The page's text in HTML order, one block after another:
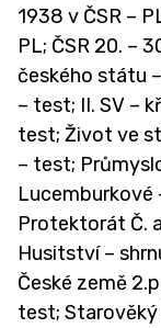
1938 v ČSR –
PL; ČSR 20. –
českého státu
– test; II. SV –
test; Život ve
– test;
Lucemburkové
Protektorát Č.
Husitství –
České země
test; Starověký